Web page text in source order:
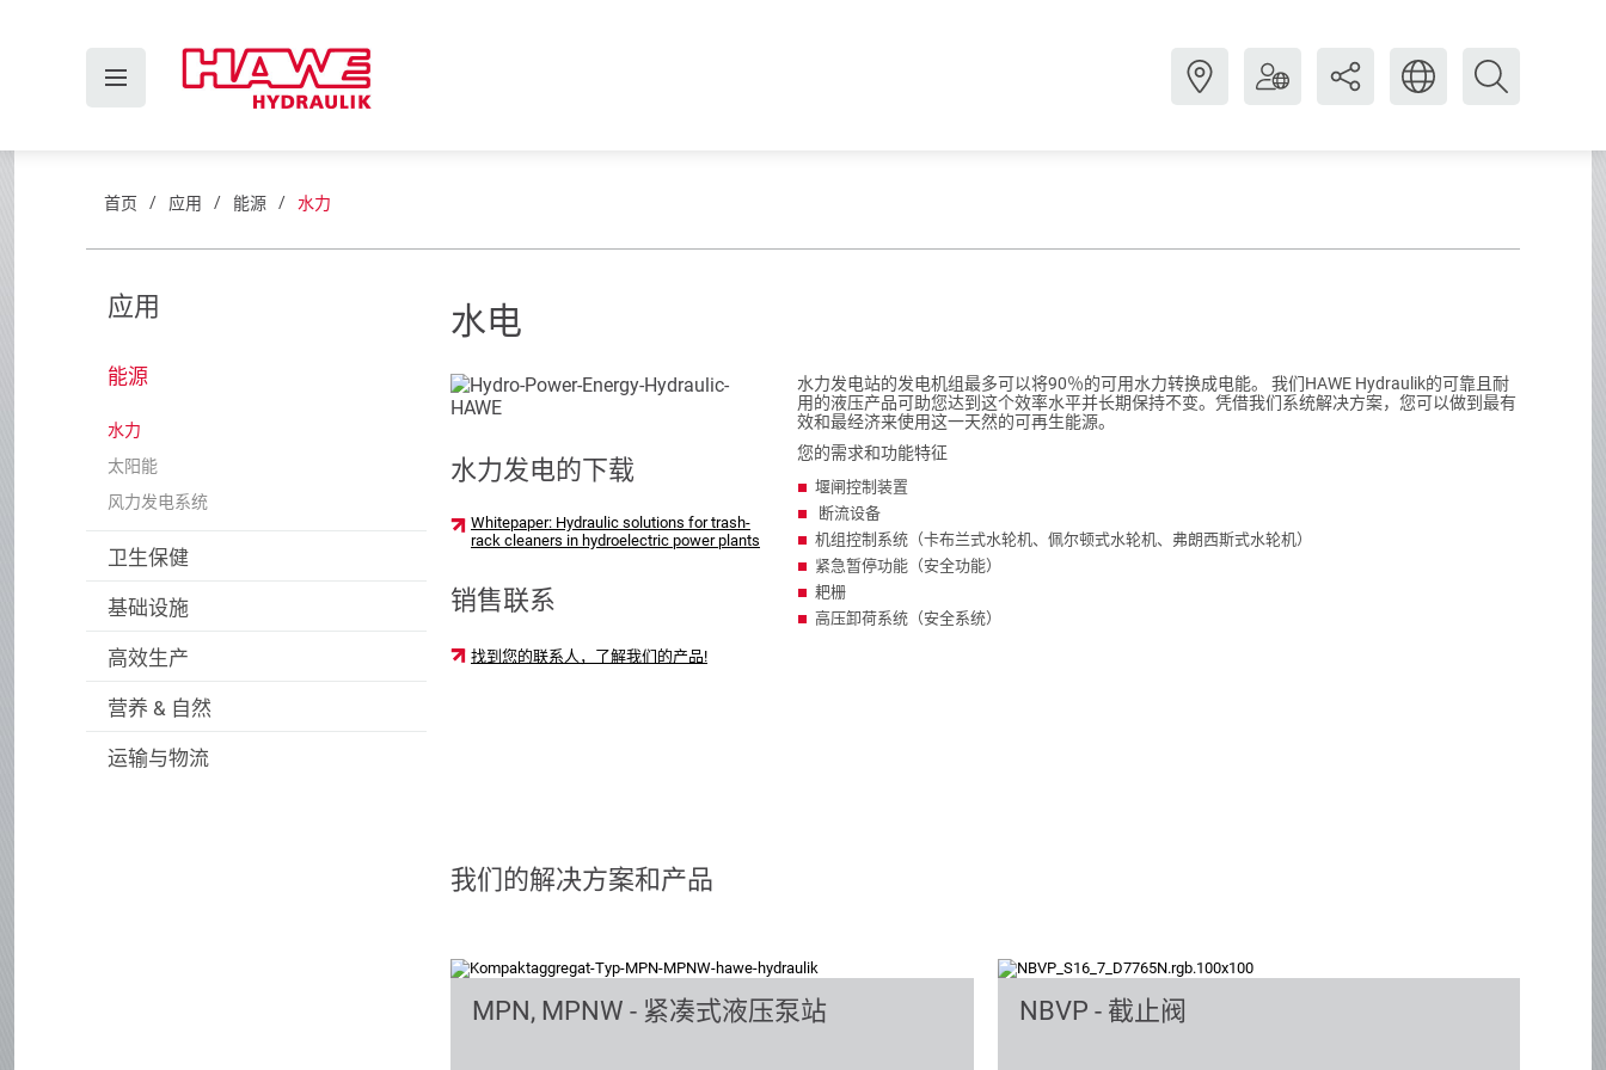
首页 应用 能源 水力
应用
能源
水力
太阳能
风力发电系统
卫生保健
基础设施
高效生产
营养 & 自然
运输与物流
水电
水力发电站的发电机组最多可以将90％的可用水力转换成电能。 我们HAWE Hydraulik的可靠且耐
用的液压产品可助您达到这个效率水平并长期保持不变。凭借我们系统解决方案，您可以做到最有
效和最经济来使用这一天然的可再生能源。
您的需求和功能特征
堰闸控制装置
断流设备
机组控制系统（卡布兰式水轮机、佩尔顿式水轮机、弗朗西斯式水轮机）
紧急暂停功能（安全功能）
耙栅
高压卸荷系统（安全系统）
水力发电的下载
Whitepaper: Hydraulic solutions for trash-
rack cleaners in hydroelectric power plants
销售联系
找到您的联系人，了解我们的产品!
我们的解决方案和产品
MPN, MPNW - 紧凑式液压泵站 NBVP - 截止阀